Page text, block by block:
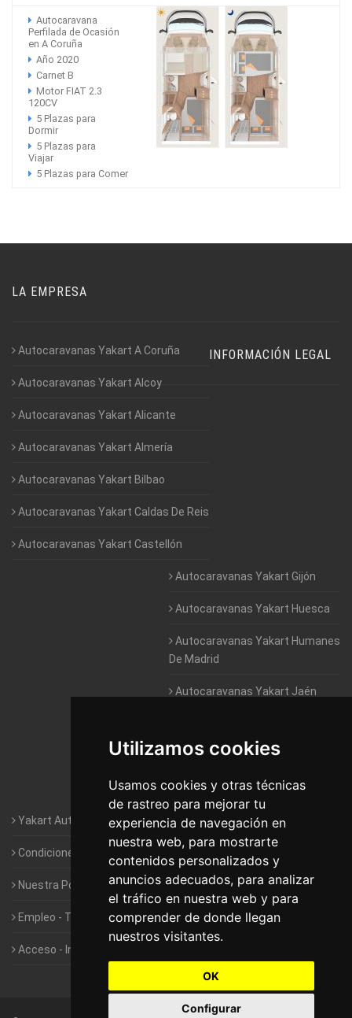
Utilizamos cookies
Usamos cookies y otras técnicas
de rastreo para mejorar tu
experiencia de navegación en
nuestra web, para mostrarte
contenidos personalizados y
anuncios adecuados, para analizar
el tráfico en nuestra web y para
comprender de donde llegan
nuestros visitantes.
OK
Configurar
Autocaravana
Perfilada de Ocasión
en A Coruña
Año 2020
Carnet B
Motor FIAT 2.3
120CV
5 Plazas para
Dormir
5 Plazas para
Viajar
5 Plazas para Comer
LA EMPRESA
Autocaravanas Yakart A Coruña
Autocaravanas Yakart Alcoy
Autocaravanas Yakart Alicante
Autocaravanas Yakart Almería
Autocaravanas Yakart Bilbao
Autocaravanas Yakart Caldas De Reis
Autocaravanas Yakart Castellón
Autocaravanas Yakart Gijón
Autocaravanas Yakart Huesca
Autocaravanas Yakart Humanes
De Madrid
Autocaravanas Yakart Jaén
Autocaravanas Yakart Valencia
Autocaravanas Yakart Vitoria
INFORMACIÓN LEGAL
Yakart Autocaravanas · La empresa
Condiciones de Alquiler de Yakart
Nuestra Política de Privacidad
Empleo - Trabaja con nosotros
Acceso - Intranet de Franquiciados